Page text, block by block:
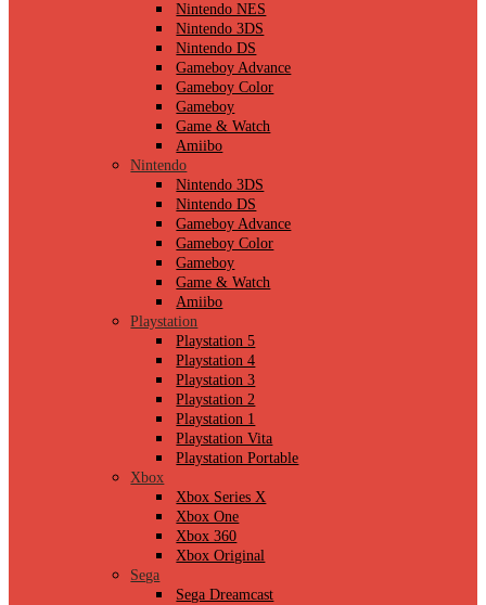
Nintendo NES
Nintendo 3DS
Nintendo DS
Gameboy Advance
Gameboy Color
Gameboy
Game & Watch
Amiibo
Nintendo
Nintendo 3DS
Nintendo DS
Gameboy Advance
Gameboy Color
Gameboy
Game & Watch
Amiibo
Playstation
Playstation 5
Playstation 4
Playstation 3
Playstation 2
Playstation 1
Playstation Vita
Playstation Portable
Xbox
Xbox Series X
Xbox One
Xbox 360
Xbox Original
Sega
Sega Dreamcast